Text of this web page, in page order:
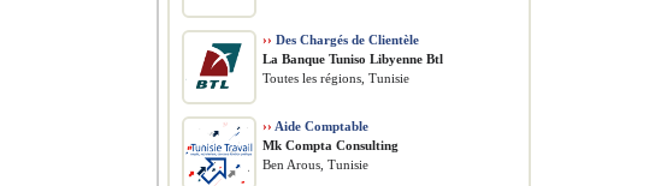
›› Des Chargés de Clientèle
La Banque Tuniso Libyenne Btl
Toutes les régions, Tunisie
›› Aide Comptable
Mk Compta Consulting
Ben Arous, Tunisie